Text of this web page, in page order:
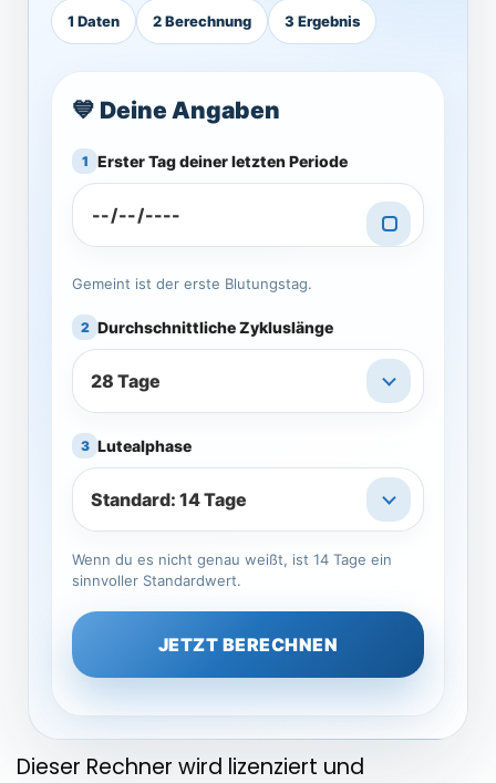
1 Daten 2 Berechnung 3 Ergebnis
💙 Deine Angaben
1 Erster Tag deiner letzten Periode
Gemeint ist der erste Blutungstag.
2 Durchschnittliche Zykluslänge
3 Lutealphase
Wenn du es nicht genau weißt, ist 14 Tage ein
sinnvoller Standardwert.
JETZT BERECHNEN
Dieser Rechner wird lizenziert und